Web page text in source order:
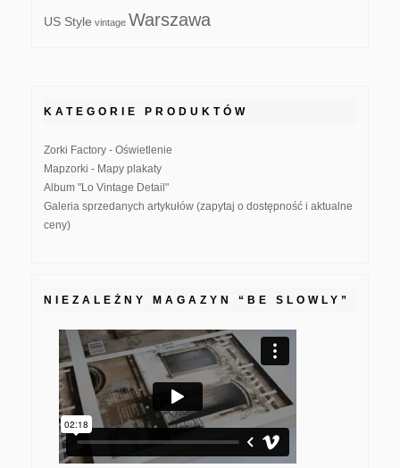
US Style vintage Warszawa
KATEGORIE PRODUKTÓW
Zorki Factory - Oświetlenie
Mapzorki - Mapy plakaty
Album "Lo Vintage Detail"
Galeria sprzedanych artykułów (zapytaj o dostępność i aktualne
ceny)
NIEZALEŻNY MAGAZYN “BE SLOWLY”